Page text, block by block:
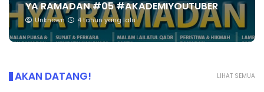
YA RAMADAN #05 #AKADEMIYOUTUBER
Unknown 4 tahun yang lalu
LIHAT SEMUA
AKAN DATANG!